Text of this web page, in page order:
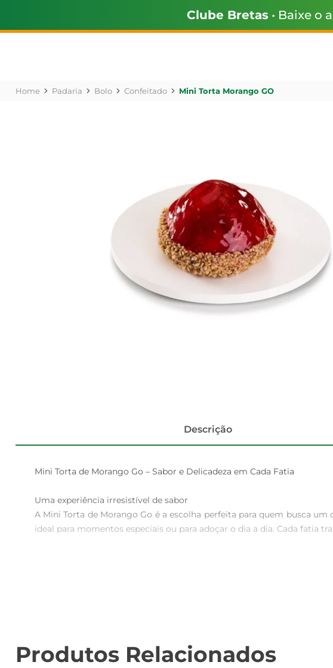
Clube Bretas • Baixe o
Padaria Bolo Confeitado Mini Torta Morango GO
Descrição
Mini Torta de Morango Go – Sabor e Delicadeza em Cada Fatia
Uma experiência irresistível de sabor
A Mini Torta de Morango Go é a escolha perfeita para quem busca
ideal para momentos especiais ou para adoçar o dia a dia. Cada fatia
Elaborada com ingredientes de alta qualidade, a Mini Torta de
Essa mini torta é extremamente versátil e pode ser servida em
para alguém especial, a Mini Torta de Morango Go se adapta a
Produtos Relacionados